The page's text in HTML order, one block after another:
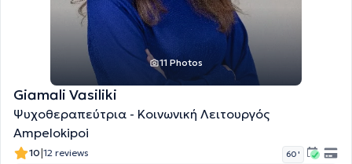
11 Photos
Giamali Vasiliki
Ψυχοθεραπεύτρια - Κοινωνική Λειτουργός
Ampelokipoi
10|12 reviews 60 '